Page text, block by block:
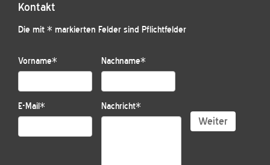
Kontakt
Die mit * markierten Felder sind Pflichtfelder
Vorname* Nachname*
E-Mail* Nachricht*
Weiter